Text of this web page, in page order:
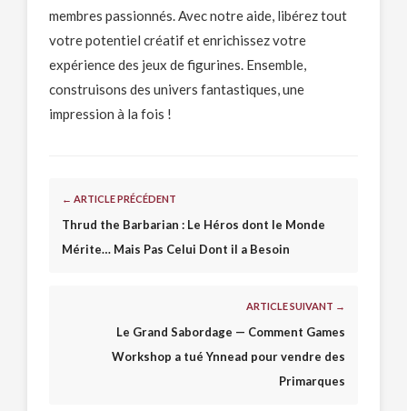
membres passionnés. Avec notre aide, libérez tout
votre potentiel créatif et enrichissez votre
expérience des jeux de figurines. Ensemble,
construisons des univers fantastiques, une
impression à la fois !
← ARTICLE PRÉCÉDENT
Thrud the Barbarian : Le Héros dont le Monde
Mérite… Mais Pas Celui Dont il a Besoin
ARTICLE SUIVANT →
Le Grand Sabordage — Comment Games
Workshop a tué Ynnead pour vendre des
Primarques